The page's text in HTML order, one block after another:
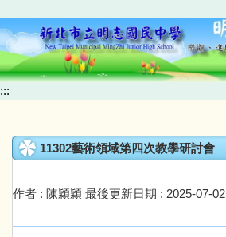
到
主
要
內
容
:::
11302藝術領域第四次教學研討會
作者 : 陳穎穎 最後更新日期 : 2025-07-02